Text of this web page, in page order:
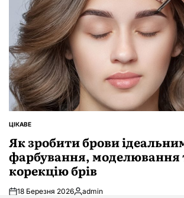
ОПУБЛІКУВАТИ
ЦІКАВЕ
Як зробити брови
фарбування, моделювання
корекцію брів
18 Березня 2026Опубліковано
admin